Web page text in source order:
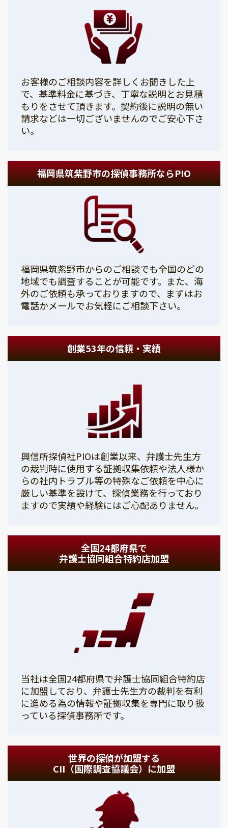
お客様のご相談内容を詳しくお聞きした上
で、基準料金に基づき、丁寧な説明とお見積
もりをさせて頂きます。契約後に説明の無い
請求などは一切ございませんのでご安心下さ
い。
福岡県筑紫野市の探偵事務所ならPIO
福岡県筑紫野市からのご相談でも全国のどの
地域でも調査することが可能です。また、海
外のご依頼も承っておりますので、まずはお
電話かメールでお気軽にご相談下さい。
創業53年の信頼・実績
興信所探偵社PIOは創業以来、弁護士先生方
の裁判時に使用する証拠収集依頼や法人様か
らの社内トラブル等の特殊なご依頼を中心に
厳しい基準を設けて、探偵業務を行っており
ますので実績や経験にはご心配ありません。
全国24都府県で
弁護士協同組合特約店加盟
当社は全国24都府県で弁護士協同組合特約店
に加盟しており、弁護士先生方の裁判を有利
に進める為の情報や証拠収集を専門に取り扱
っている探偵事務所です。
世界の探偵が加盟する
CII（国際調査協議会）に加盟